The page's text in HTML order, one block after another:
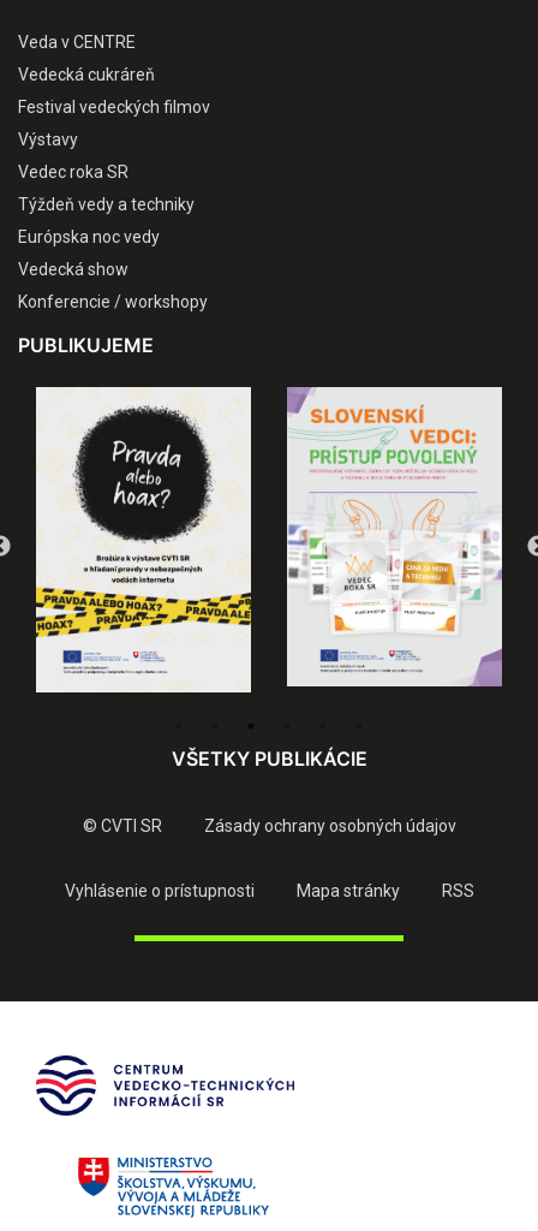
Veda v CENTRE
Vedecká cukráreň
Festival vedeckých filmov
Výstavy
Vedec roka SR
Týždeň vedy a techniky
Európska noc vedy
Vedecká show
Konferencie / workshopy
PUBLIKUJEME
VŠETKY PUBLIKÁCIE
© CVTI SR Zásady ochrany osobných údajov
Vyhlásenie o prístupnosti Mapa stránky RSS